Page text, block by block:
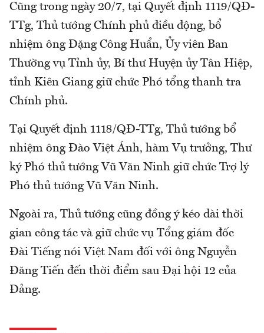
Cũng trong ngày 20/7, tại Quyết định 1119/QĐ-
TTg, Thủ tướng Chính phủ điều động, bổ
nhiệm ông Đặng Công Huẩn, Ủy viên Ban
Thường vụ Tỉnh ủy, Bí thư Huyện ủy Tân Hiệp,
tỉnh Kiên Giang giữ chức Phó tổng thanh tra
Chính phủ.
Tại Quyết định 1118/QĐ-TTg, Thủ tướng bổ
nhiệm ông Đào Việt Ánh, hàm Vụ trưởng, Thư
ký Phó thủ tướng Vũ Văn Ninh giữ chức Trợ lý
Phó thủ tướng Vũ Văn Ninh.
Ngoài ra, Thủ tướng cũng đồng ý kéo dài thời
gian công tác và giữ chức vụ Tổng giám đốc
Đài Tiếng nói Việt Nam đối với ông Nguyễn
Đăng Tiến đến thời điểm sau Đại hội 12 của
Đảng.